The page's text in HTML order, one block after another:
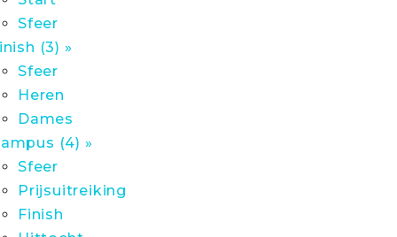
Sfeer
(3) »
Sfeer
Heren
Dames
(4) »
Sfeer
Prijsuitreiking
Finish